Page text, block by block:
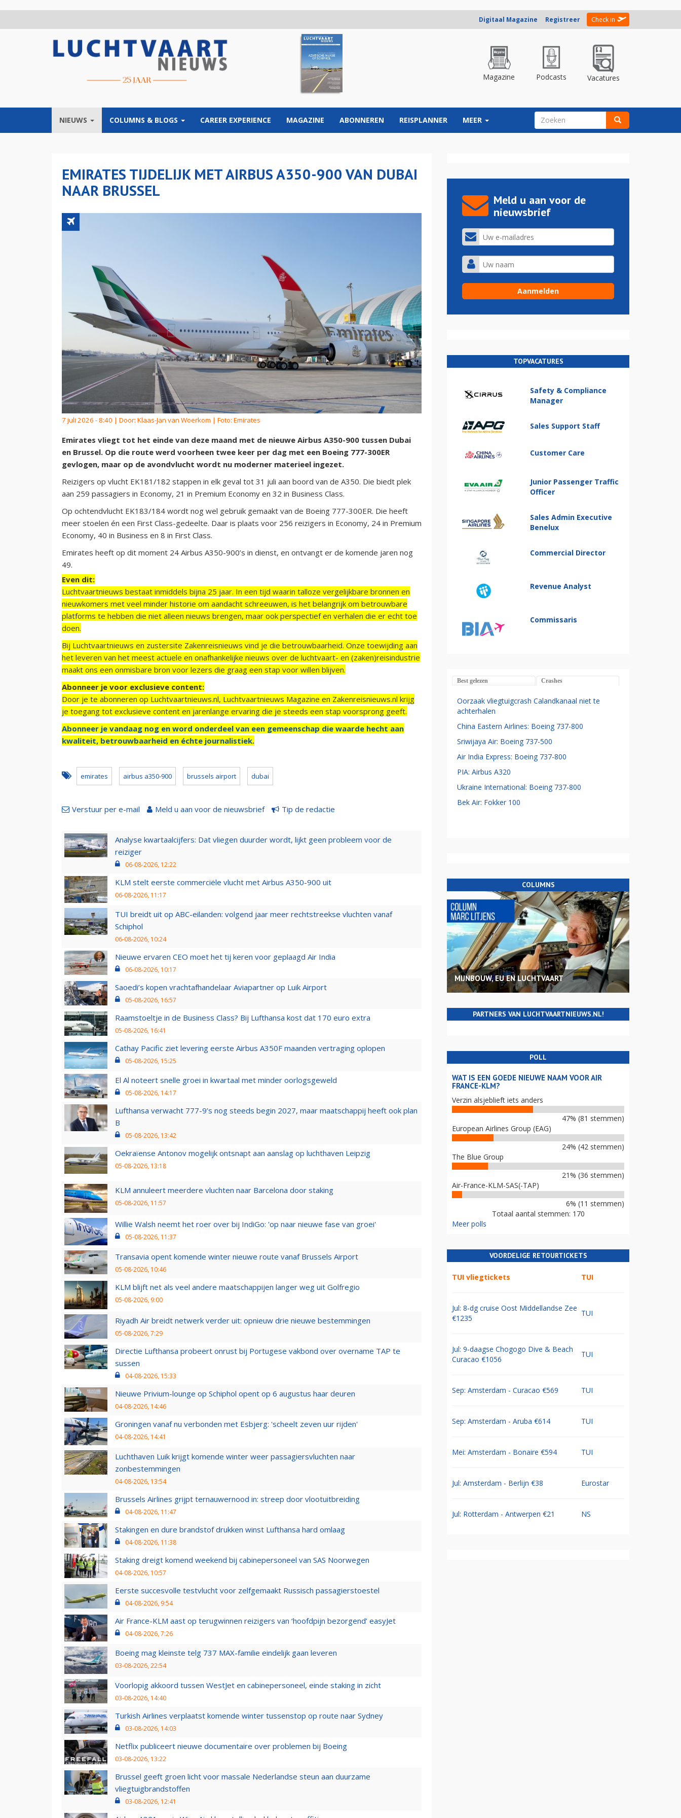
Digitaal Magazine Registreer Check in
Magazine Podcasts Vacatures
NIEUWS COLUMNS & BLOGS CAREER EXPERIENCE MAGAZINE ABONNEREN REISPLANNER MEER ZOEKVELD
EMIRATES TIJDELIJK MET AIRBUS A350-900 VAN DUBAI
NAAR BRUSSEL
7 juli 2026 - 8:40 | Door: Klaas-Jan van Woerkom | Foto: Emirates
Emirates vliegt tot het einde van deze maand met de nieuwe Airbus A350-900 tussen Dubai
en Brussel. Op die route werd voorheen twee keer per dag met een Boeing 777-300ER
gevlogen, maar op de avondvlucht wordt nu moderner materieel ingezet.
Reizigers op vlucht EK181/182 stappen in elk geval tot 31 juli aan boord van de A350. Die biedt plek
aan 259 passagiers in Economy, 21 in Premium Economy en 32 in Business Class.
Op ochtendvlucht EK183/184 wordt nog wel gebruik gemaakt van de Boeing 777-300ER. Die heeft
meer stoelen én een First Class-gedeelte. Daar is plaats voor 256 reizigers in Economy, 24 in Premium
Economy, 40 in Business en 8 in First Class.
Emirates heeft op dit moment 24 Airbus A350-900’s in dienst, en ontvangt er de komende jaren nog
49.
Even dit:
Luchtvaartnieuws bestaat inmiddels bijna 25 jaar. In een tijd waarin talloze vergelijkbare bronnen en
nieuwkomers met veel minder historie om aandacht schreeuwen, is het belangrijk om betrouwbare
platforms te hebben die niet alleen nieuws brengen, maar ook perspectief en verhalen die er echt toe
doen.
Bij Luchtvaartnieuws en zustersite Zakenreisnieuws vind je die betrouwbaarheid. Onze toewijding aan
het leveren van het meest actuele en onafhankelijke nieuws over de luchtvaart- en (zaken)reisindustrie
maakt ons een onmisbare bron voor lezers die graag een stap voor willen blijven.
Abonneer je voor exclusieve content:
Door je te abonneren op Luchtvaartnieuws.nl, Luchtvaartnieuws Magazine en Zakenreisnieuws.nl krijg
je toegang tot exclusieve content en jarenlange ervaring die je steeds een stap voorsprong geeft.
Abonneer je vandaag nog en word onderdeel van een gemeenschap die waarde hecht aan
kwaliteit, betrouwbaarheid en échte journalistiek.
emirates airbus a350-900 brussels airport dubai
Verstuur per e-mail Meld u aan voor de nieuwsbrief Tip de redactie
Analyse kwartaalcijfers: Dat vliegen duurder wordt, lijkt geen probleem voor de
reiziger
06-08-2026, 12:22
KLM stelt eerste commerciële vlucht met Airbus A350-900 uit
06-08-2026, 11:17
TUI breidt uit op ABC-eilanden: volgend jaar meer rechtstreekse vluchten vanaf
Schiphol
06-08-2026, 10:24
Nieuwe ervaren CEO moet het tij keren voor geplaagd Air India
06-08-2026, 10:17
Saoedi’s kopen vrachtafhandelaar Aviapartner op Luik Airport
05-08-2026, 16:57
Raamstoeltje in de Business Class? Bij Lufthansa kost dat 170 euro extra
05-08-2026, 16:41
Cathay Pacific ziet levering eerste Airbus A350F maanden vertraging oplopen
05-08-2026, 15:25
El Al noteert snelle groei in kwartaal met minder oorlogsgeweld
05-08-2026, 14:17
Lufthansa verwacht 777-9’s nog steeds begin 2027, maar maatschappij heeft ook plan
B
05-08-2026, 13:42
Oekraïense Antonov mogelijk ontsnapt aan aanslag op luchthaven Leipzig
05-08-2026, 13:18
KLM annuleert meerdere vluchten naar Barcelona door staking
05-08-2026, 11:57
Willie Walsh neemt het roer over bij IndiGo: 'op naar nieuwe fase van groei'
05-08-2026, 11:37
Transavia opent komende winter nieuwe route vanaf Brussels Airport
05-08-2026, 10:46
KLM blijft net als veel andere maatschappijen langer weg uit Golfregio
05-08-2026, 9:00
Riyadh Air breidt netwerk verder uit: opnieuw drie nieuwe bestemmingen
05-08-2026, 7:29
Directie Lufthansa probeert onrust bij Portugese vakbond over overname TAP te
sussen
04-08-2026, 15:33
Nieuwe Privium-lounge op Schiphol opent op 6 augustus haar deuren
04-08-2026, 14:46
Groningen vanaf nu verbonden met Esbjerg: 'scheelt zeven uur rijden'
04-08-2026, 14:41
Luchthaven Luik krijgt komende winter weer passagiersvluchten naar
zonbestemmingen
04-08-2026, 13:54
Brussels Airlines grijpt ternauwernood in: streep door vlootuitbreiding
04-08-2026, 11:47
Stakingen en dure brandstof drukken winst Lufthansa hard omlaag
04-08-2026, 11:38
Staking dreigt komend weekend bij cabinepersoneel van SAS Noorwegen
04-08-2026, 10:57
Eerste succesvolle testvlucht voor zelfgemaakt Russisch passagierstoestel
04-08-2026, 9:54
Air France-KLM aast op terugwinnen reizigers van ‘hoofdpijn bezorgend’ easyJet
04-08-2026, 7:26
Boeing mag kleinste telg 737 MAX-familie eindelijk gaan leveren
03-08-2026, 22:54
Voorlopig akkoord tussen WestJet en cabinepersoneel, einde staking in zicht
03-08-2026, 14:40
Turkish Airlines verplaatst komende winter tussenstop op route naar Sydney
03-08-2026, 14:03
Netflix publiceert nieuwe documentaire over problemen bij Boeing
03-08-2026, 13:22
Brussel geeft groen licht voor massale Nederlandse steun aan duurzame
vliegtuigbrandstoffen
03-08-2026, 12:41
Meld u aan voor de
nieuwsbrief
TOPVACATURES
Safety & Compliance
Manager
Sales Support Staff
Customer Care
Junior Passenger Traffic
Officer
Sales Admin Executive
Benelux
Commercial Director
Revenue Analyst
Commissaris
Best gelezen Crashes
Oorzaak vliegtuigcrash Calandkanaal niet te
achterhalen
China Eastern Airlines: Boeing 737-800
Sriwijaya Air: Boeing 737-500
Air India Express: Boeing 737-800
PIA: Airbus A320
Ukraine International: Boeing 737-800
Bek Air: Fokker 100
COLUMNS
MIJNBOUW, EU EN LUCHTVAART
PARTNERS VAN LUCHTVAARTNIEUWS.NL!
POLL
WAT IS EEN GOEDE NIEUWE NAAM VOOR AIR
FRANCE-KLM?
Verzin alsjeblieft iets anders
47% (81 stemmen)
European Airlines Group (EAG)
24% (42 stemmen)
The Blue Group
21% (36 stemmen)
Air-France-KLM-SAS(-TAP)
6% (11 stemmen)
Totaal aantal stemmen: 170
Meer polls
VOORDELIGE RETOURTICKETS
TUI vliegtickets TUI
Jul: 8-dg cruise Oost Middellandse Zee
€1235
TUI
Jul: 9-daagse Chogogo Dive & Beach
Curacao €1056
TUI
Sep: Amsterdam - Curacao €569 TUI
Sep: Amsterdam - Aruba €614 TUI
Mei: Amsterdam - Bonaire €594 TUI
Jul: Amsterdam - Berlijn €38 Eurostar
Jul: Rotterdam - Antwerpen €21 NS